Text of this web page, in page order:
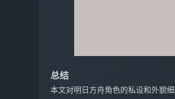
总结
本文对明日方舟角色的私设和外貌